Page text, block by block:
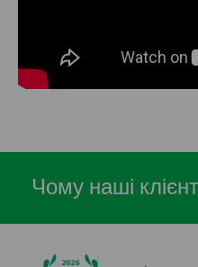
Чому наші